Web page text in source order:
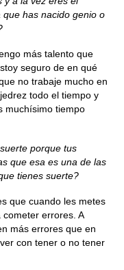
has nacido genio o
más talento que
seguro de en qué
no trabaje mucho en
todo el tiempo y
muchísimo tiempo
porque tus
que esa es una de las
tienes suerte?
que cuando les metes
errores. A
más errores que en
con tener o no tener